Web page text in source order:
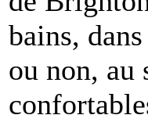
bains,
ou non, au